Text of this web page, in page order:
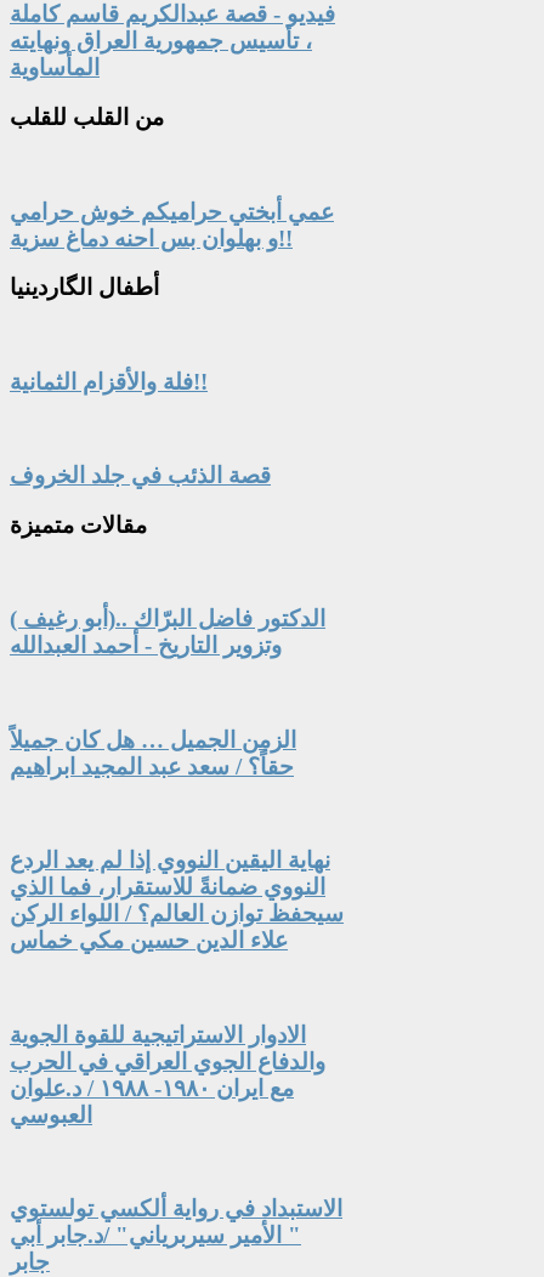
فيديو - قصة عبدالكريم قاسم كاملة
، تأسيس جمهورية العراق ونهايته
المأساوية
من القلب للقلب
عمي أبختي حراميكم خوش حرامي
و بهلوان بس احنه دماغ سزية!!
أطفال الگاردينيا
فلة والأقزام الثمانية!!
قصة الذئب في جلد الخروف
مقالات متميزة
الدكتور فاضل البرّاك ..(أبو رغيف )
وتزوير التاريخ - أحمد العبدالله
الزمن الجميل … هل كان جميلاً
حقاً؟ / سعد عبد المجيد ابراهيم
نهاية اليقين النووي إذا لم يعد الردع
النووي ضمانةً للاستقرار، فما الذي
سيحفظ توازن العالم؟ / اللواء الركن
علاء الدين حسين مكي خماس
الادوار الاستراتيجية للقوة الجوية
والدفاع الجوي العراقي في الحرب
مع ايران ١٩٨٠- ١٩٨٨ / د.علوان
العبوسي
الاستبداد في رواية ألكسي تولستوي
" الأمير سيربرياني" /د.جابر أبي
جابر